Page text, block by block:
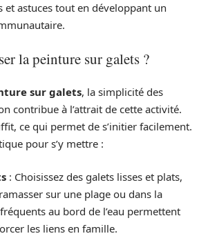
et astuces tout en développant un
la peinture sur galets ?
sur galets, la simplicité des
contribue à l’attrait de cette activité.
ce qui permet de s’initier facilement.
pour s’y mettre :
: Choisissez des galets lisses et plats,
sur une plage ou dans la
au bord de l’eau permettent
les liens en famille.